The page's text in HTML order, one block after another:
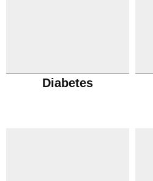
Diabetes